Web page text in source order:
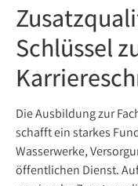
Schlüssel
Die Ausbildung zur
schafft ein starkes
Wasserwerke,
öffentlichen Dienst.